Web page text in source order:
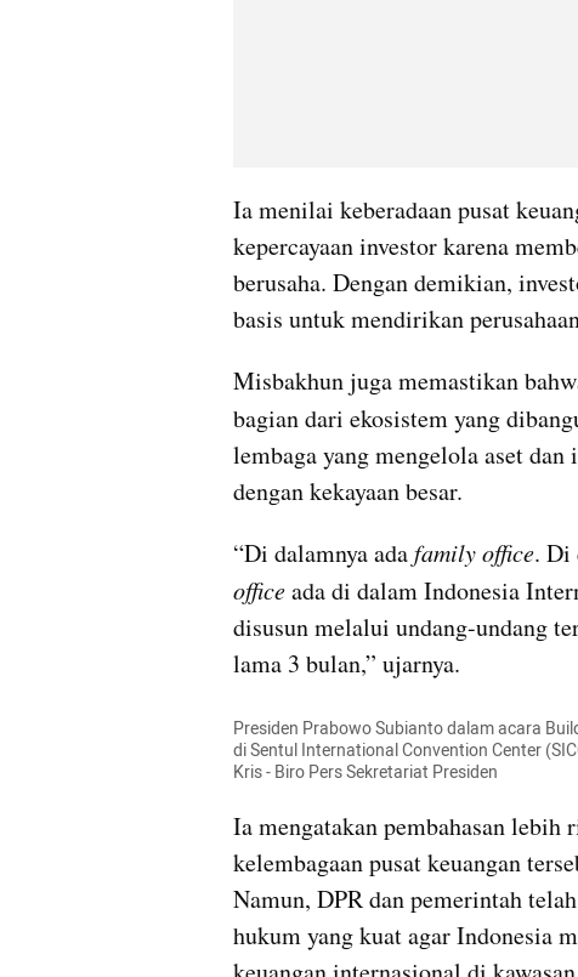
Ia menilai keberadaan pusat
kepercayaan investor karena
berusaha. Dengan demikian,
basis untuk mendirikan
Misbakhun juga memastikan
bagian dari ekosistem yang
lembaga yang mengelola aset
dengan kekayaan besar.
“Di dalamnya ada family office. Di
office ada di dalam Indonesia
disusun melalui undang-undang
lama 3 bulan,” ujarnya.
Presiden Prabowo Subianto dalam acara
di Sentul International Convention Center
Kris - Biro Pers Sekretariat Presiden
Ia mengatakan pembahasan
kelembagaan pusat keuangan
Namun, DPR dan pemerintah
hukum yang kuat agar Indonesia